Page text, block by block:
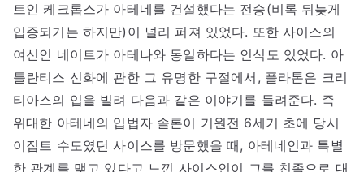
트인 케크롭스가 아테네를 건설했다는 전승(비록 뒤늦게
입증되기는 하지만)이 널리 퍼져 있었다. 또한 사이스의
여신인 네이트가 아테나와 동일하다는 인식도 있었다. 아
틀란티스 신화에 관한 그 유명한 구절에서, 플라톤은 크리
티아스의 입을 빌려 다음과 같은 이야기를 들려준다. 즉
위대한 아테네의 입법자 솔론이 기원전 6세기 초에 당시
이집트 수도였던 사이스를 방문했을 때, 아테네인과 특별
한 관계를 맺고 있다고 느낀 사이스인이 그를 친족으로 대